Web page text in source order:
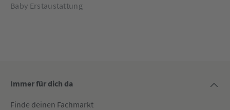
Baby Erstaustattung
Immer für dich da
Finde deinen Fachmarkt